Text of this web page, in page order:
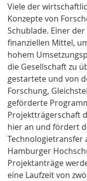
Viele der
Konzepte von
Schublade. Einer
finanziellen Mittel,
hohem
die Gesellschaft zu
gestartete und von
Forschung,
geförderte
Projektträgerschaft
hier an und fördert
Technologietransfer
Hamburger
Projektanträge
eine Laufzeit von